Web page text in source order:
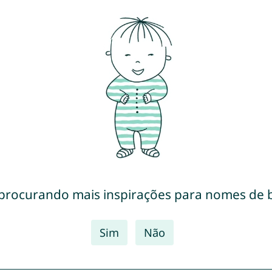
mais inspirações para nomes de
Sim Não